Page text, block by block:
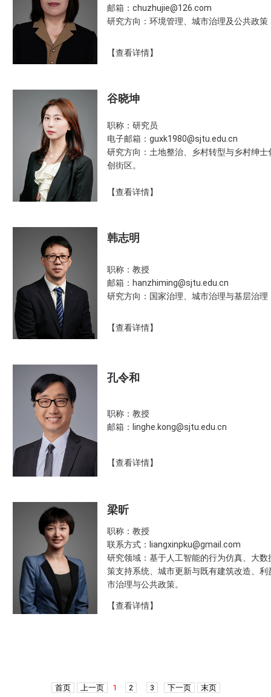
邮箱：chuzhujie@126.com
研究方向：环境管理、城市治理及公共政策
【查看详情】
谷晓坤
职称：研究员
电子邮箱：guxk1980@sjtu.edu.cn
研究方向：土地整治、乡村转型与乡村绅士
创街区。
【查看详情】
韩志明
职称：教授
邮箱：hanzhiming@sjtu.edu.cn
研究方向：国家治理、城市治理与基层治理
【查看详情】
孔令和
职称：教授
邮箱：linghe.kong@sjtu.edu.cn
【查看详情】
梁昕
职称：教授
联系方式：liangxinpku@gmail.com
研究领域：基于人工智能的行为仿真、大数
策支持系统、城市更新与既有建筑改造、利
市治理与公共政策。
【查看详情】
首页 上一页 1 2 3 下一页 末页